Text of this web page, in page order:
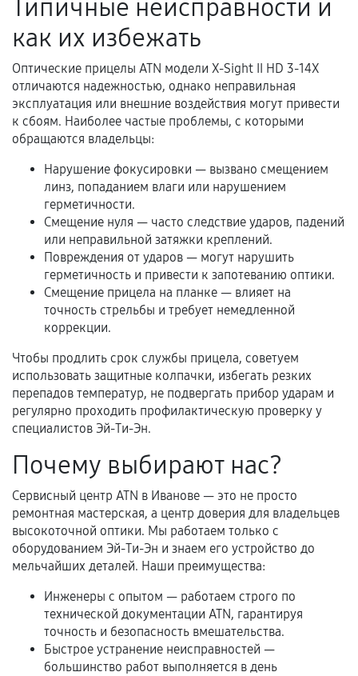
Документы для подтверждения
гарантии
Гарантийный талон.
Акт выполненных работ с датой, перечнем
услуг и сроком гарантии.
Документы на установленные комплектующие
Расширенная гарантия
В некоторых случаях возможно оформление
расширенной гарантии. Стоимость, сроки и
условия продления согласовываются отдельно и
фиксируются в документах.
Когда гарантия не действует
Нарушение правил эксплуатации,
механические повреждения, попадание влаги,
Самостоятельный ремонт или вмешательство
третьих лиц.
Естественный износ деталей, если иное не
предусмотрено отдельно.
Обращение после окончания гарантийного
Программные сбои, если это не указано в
отдельных условиях.
Типичные неисправности и
как их избежать
Оптические прицелы ATN модели X-Sight II HD 3-14X
отличаются надежностью, однако неправильная
эксплуатация или внешние воздействия могут привести
к сбоям. Наиболее частые проблемы, с которыми
обращаются владельцы:
Нарушение фокусировки — вызвано смещением
линз, попаданием влаги или нарушением
герметичности.
Смещение нуля — часто следствие ударов, падений
или неправильной затяжки креплений.
Повреждения от ударов — могут нарушить
герметичность и привести к запотеванию оптики.
Смещение прицела на планке — влияет на
точность стрельбы и требует немедленной
коррекции.
Чтобы продлить срок службы прицела, советуем
использовать защитные колпачки, избегать резких
перепадов температур, не подвергать прибор ударам и
регулярно проходить профилактическую проверку у
специалистов Эй-Ти-Эн.
Почему выбирают нас?
Сервисный центр ATN в Иванове — это не просто
ремонтная мастерская, а центр доверия для владельцев
высокоточной оптики. Мы работаем только с
оборудованием Эй-Ти-Эн и знаем его устройство до
мельчайших деталей. Наши преимущества:
Инженеры с опытом — работаем строго по
технической документации ATN, гарантируя
точность и безопасность вмешательства.
Быстрое устранение неисправностей —
большинство работ выполняется в день